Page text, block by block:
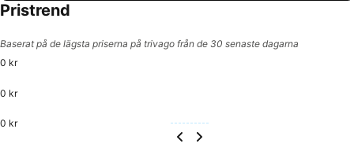
Pristrend
Baserat på de lägsta priserna på trivago från de 30 senaste dagarna
0 kr
0 kr
0 kr